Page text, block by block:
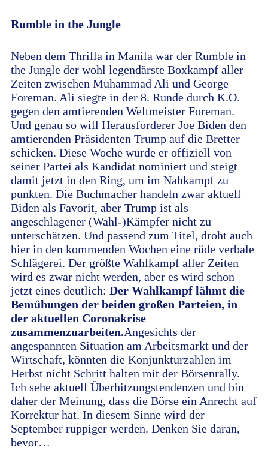
Rumble in the Jungle
Neben dem Thrilla in Manila war der Rumble in
the Jungle der wohl legendärste Boxkampf aller
Zeiten zwischen Muhammad Ali und George
Foreman. Ali siegte in der 8. Runde durch K.O.
gegen den amtierenden Weltmeister Foreman.
Und genau so will Herausforderer Joe Biden den
amtierenden Präsidenten Trump auf die Bretter
schicken. Diese Woche wurde er offiziell von
seiner Partei als Kandidat nominiert und steigt
damit jetzt in den Ring, um im Nahkampf zu
punkten. Die Buchmacher handeln zwar aktuell
Biden als Favorit, aber Trump ist als
angeschlagener (Wahl-)Kämpfer nicht zu
unterschätzen. Und passend zum Titel, droht auch
hier in den kommenden Wochen eine rüde verbale
Schlägerei. Der größte Wahlkampf aller Zeiten
wird es zwar nicht werden, aber es wird schon
jetzt eines deutlich: Der Wahlkampf lähmt die
Bemühungen der beiden großen Parteien, in
der aktuellen Coronakrise
zusammenzuarbeiten.Angesichts der
angespannten Situation am Arbeitsmarkt und der
Wirtschaft, könnten die Konjunkturzahlen im
Herbst nicht Schritt halten mit der Börsenrally.
Ich sehe aktuell Überhitzungstendenzen und bin
daher der Meinung, dass die Börse ein Anrecht auf
Korrektur hat. In diesem Sinne wird der
September ruppiger werden. Denken Sie daran,
bevor…